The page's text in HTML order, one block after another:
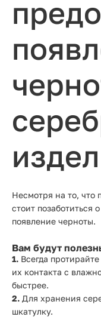
Несмотря на то, что
стоит позаботиться
появление черноты.
Вам будут
1. Всегда
их контакта с
быстрее.
2. Для хранения
шкатулку.